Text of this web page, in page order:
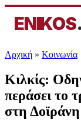
ENIKOS.
Αρχική » Κοινωνία
Κιλκίς:
περάσει το
στη